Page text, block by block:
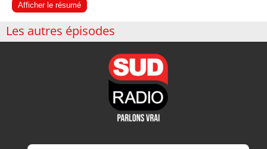
Afficher le résumé
Les autres épisodes